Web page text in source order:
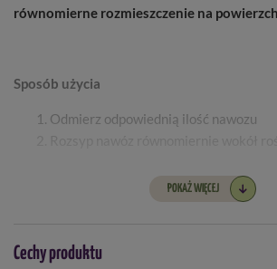
równomierne rozmieszczenie na
Sposób użycia
Odmierz odpowiednią ilość nawozu
Po zastosowaniu nawozu roślinę
Wydajność:wystarcza na maksymalnie 66 m
POKAŻ WIĘCEJ
Cechy produktu